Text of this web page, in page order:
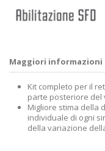
Maggiori informazioni
Kit completo per il
parte posteriore del
Migliore stima della
individuale di ogni
della variazione